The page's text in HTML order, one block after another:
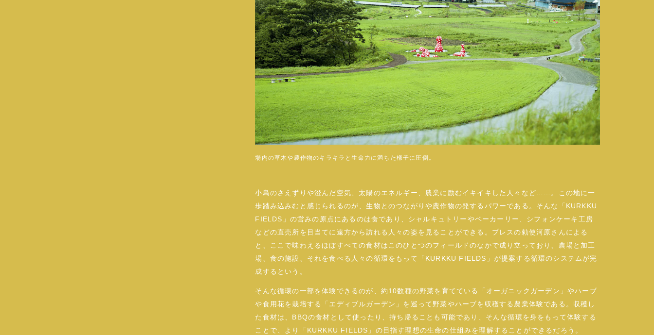
場内の草木や農作物のキラキラと生命力に満ちた様子に圧倒。
小鳥のさえずりや澄んだ空気、太陽のエネルギー、農業に励むイキイキした人々など……。この地に一
歩踏み込みむと感じられるのが、生物とのつながりや農作物の発するパワーである。そんな「KURKKU
FIELDS」の営みの原点にあるのは食であり、シャルキュトリーやベーカーリー、シフォンケーキ工房
などの直売所を目当てに遠方から訪れる人々の姿を見ることができる。プレスの勅使河原さんによる
と、ここで味わえるほぼすべての食材はこのひとつのフィールドのなかで成り立っており、農場と加工
場、食の施設、それを食べる人々の循環をもって「KURKKU FIELDS」が提案する循環のシステムが完
成するという。
そんな循環の一部を体験できるのが、約10数種の野菜を育てている「オーガニックガーデン」やハーブ
や食用花を栽培する「エディブルガーデン」を巡って野菜やハーブを収穫する農業体験である。収穫し
た食材は、BBQの食材として使ったり、持ち帰ることも可能であり、そんな循環を身をもって体験する
ことで、より「KURKKU FIELDS」の目指す理想の生命の仕組みを理解することができるだろう。